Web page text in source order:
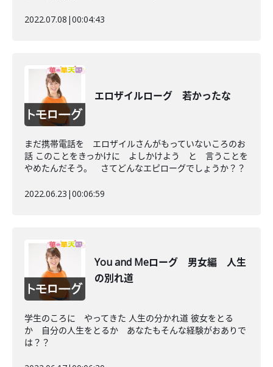
2022.07.08 |00:04:43
エロザイルローグ 若かったな
まだ携帯電話を エロザイルさんがもっていないころのお
話 このことをきっかけに よしかけよう と 言うことを
やめたんだそう。 さてどんなエピローグでしょうか？？
2022.06.23 |00:06:59
You and Meローグ 男女編 人生
の別れ道
学生のころに やってきた 人生の分かれ道 彼女をとる
か 自分の人生をとるか あなたもそんな経験がおありで
は？？